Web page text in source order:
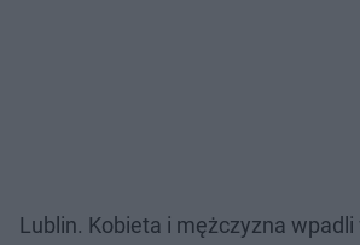
Lublin. Kobieta i mężczyzna wpadli